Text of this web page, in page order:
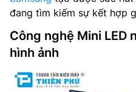
đang tìm kiếm sự kết hợp
Công nghệ Mini LED
hình ảnh